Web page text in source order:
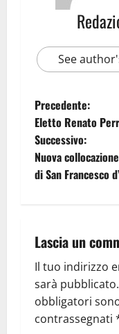
See
Precedente:
Eletto Renato
Successivo:
Nuova
di San Francesco
Lascia un
Il tuo indirizzo
sarà pubblicato.
obbligatori
contrassegnati